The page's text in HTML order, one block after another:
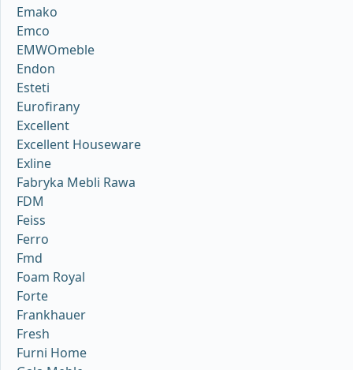
Emako
Emco
EMWOmeble
Endon
Esteti
Eurofirany
Excellent
Excellent Houseware
Exline
Fabryka Mebli Rawa
FDM
Feiss
Ferro
Fmd
Foam Royal
Forte
Frankhauer
Fresh
Furni Home